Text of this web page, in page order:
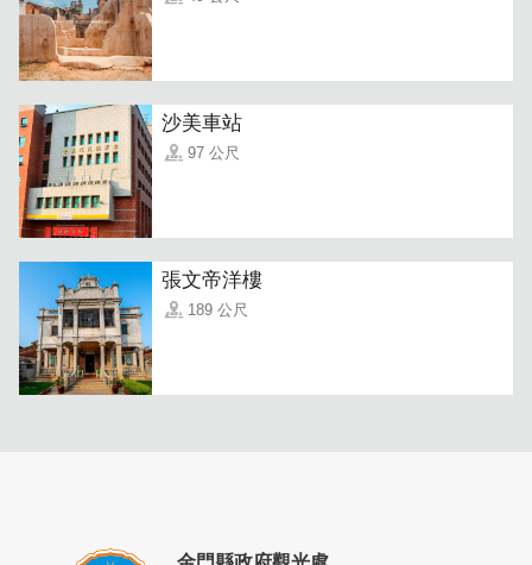
此外，店內的雪藏拿鐵咖啡麵包和仿真芋頭酥也廣受歡迎，
成為遊客和當地人的必買美食。
沙美車站
97 公尺
張文帝洋樓
189 公尺